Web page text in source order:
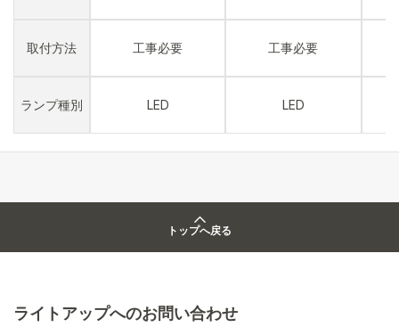
取付方法
ランプ種別
工事必要
LED
工事必要
LED
トップへ戻る
ライトアップへのお問い合わせ